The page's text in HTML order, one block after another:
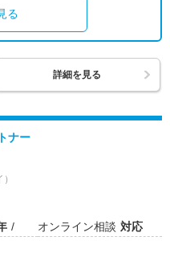
る
詳細を見る
ナー
オンライン相談 対応